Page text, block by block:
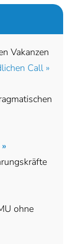
Vakanzen
Call »
ohne